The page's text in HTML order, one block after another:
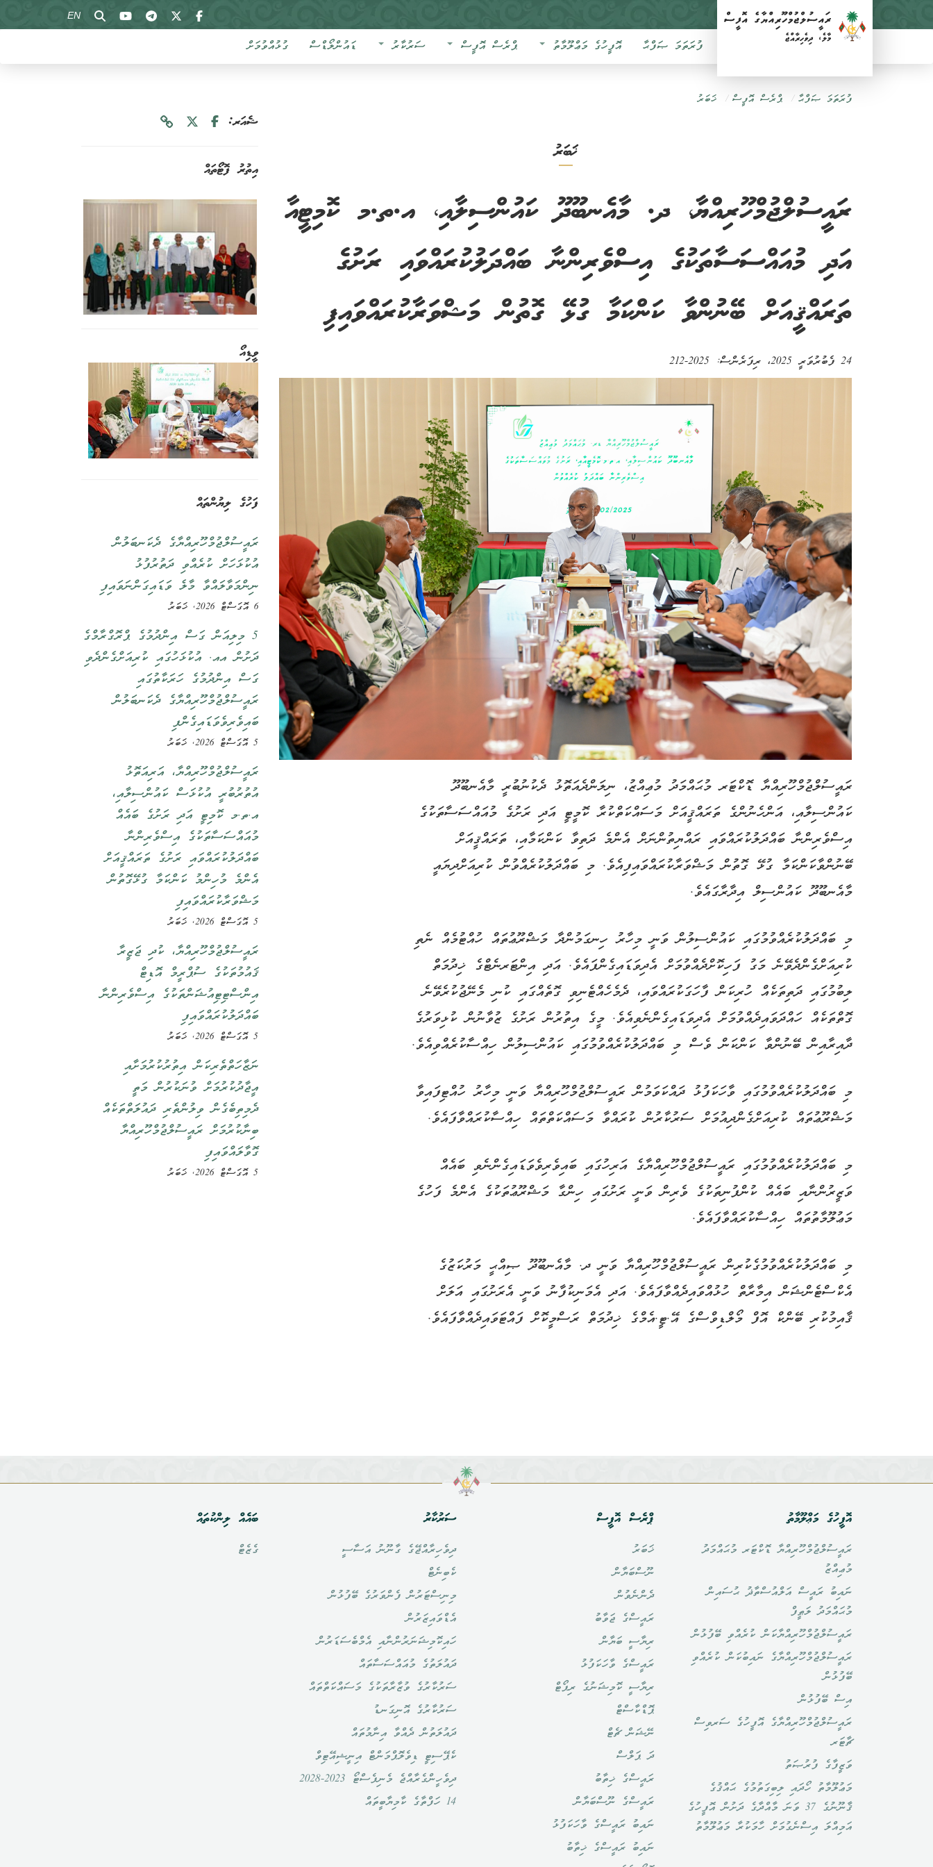
EN
ފުރަތަމަ ޞަފްޙާ އޮފީހުގެ މަޢްލޫމާތު ޕްރެސް އޮފީސް ސަރުކާރު ޑައުންލޯޑްސް ގުޅުއްވުމަށް
ފުރަތަމަ ޞަފްޙާ ޕްރެސް އޮފީސް ޚަބަރު
ޚަބަރު
ރައީސުލްޖުމްހޫރިއްޔާ، ދ. މާއެނބޫދޫ ކައުންސިލާއި، އ.ތ.މ ކޮމިޓީއާ
އަދި މުއައްސަސާތަކުގެ އިސްވެރިންނާ ބައްދަލުކުރައްވައި ރަށުގެ
ތަރައްޤީއަށް ބޭނުންވާ ކަންކަމާ ގުޅޭ ގޮތުން މަޝްވަރާކުރައްވައިފި
24 ފެބުރުވަރީ 2025 ، ރިފަރެންސް:
ރައީސުލްޖުމްހޫރިއްޔާ ޑޮކްޓަރ މުޙައްމަދު މުޢިއްޒު، ނިލަންދެއަތޮޅު ދެކުނުބުރީ މާއެނބޫދޫ
ކައުންސިލާއި، އަންހެނުންގެ ތަރައްޤީއަށް މަސައްކަތްކުރާ ކޮމީޓީ އަދި ރަށުގެ މުއައްސަސާތަކުގެ
އިސްވެރިންނާ ބައްދަލުކުރައްވައި ރައްޔިތުންނަށް އެންމެ ދަތިވާ ކަންކަމާއި، ތަރައްޤީއަށް
ބޭނުންވާކަންކަމާ ގުޅޭ ގޮތުން މަޝްވަރާކުރައްވައިފިއެވެ. މި ބައްދަލުކުރެއްވުން ކުރިއަށްދިޔައީ
މާއެނބޫދޫ ކައުންސިލް އިދާރާގައެވެ.
މި ބައްދަލުކުރެއްވުމުގައި ކައުންސިލުން ވަނީ މިހާރު ހިނގަމުންދާ މަޝްރޫޢުތައް ހުއްޓުމެއް ނެތި
ކުރިއަށްގެންދެވޭނެ މަގު ފަހިކޮށްދެއްވުމަށް އެދިވަޑައިގެންފައެވެ. އަދި އިންޓަރނެޓްގެ ޚިދުމަތް
ލިބުމުގައި ދަތިތަކެއް ހުރިކަން ފާހަގަކުރައްވައި، ދެމެހެއްޓެނިވި ގޮތެއްގައި ކުނި މެނޭޖުކުރެވޭނެ
ގޮތްތަކެއް ހައްދަވައިދެއްވުމަށް އެދިވަޑައިގެންނެވިއެވެ. މީގެ އިތުރުން ރަށުގެ ޒުވާނުން ކުޅިވަރުގެ
ދާއިރާއިން ބޭނުންވާ ކަންކަން ވެސް މި ބައްދަލުކުރެއްވުމުގައި ކައުންސިލުން ހިއްސާކުރެއްވިއެވެ.
މި ބައްދަލުކުރެއްވުމުގައި ވާހަކަފުޅު ދައްކަވަމުން ރައީސުލްޖުމްހޫރިއްޔާ ވަނީ މިހާރު ހުއްޓިފައިވާ
މަޝްރޫޢުތައް ކުރިއަށްގެންދިއުމަށް ސަރުކާރުން ކުރައްވާ މަސައްކަތްތައް ހިއްސާކުރައްވާފައެވެ.
މި ބައްދަލުކުރެއްވުމުގައި ރައީސުލްޖުމްހޫރިއްޔާގެ އަރިހުގައި ބައިވެރިވެވަޑައިގެންނެވި ބައެއް
ވަޒީރުންނާއި ބައެއް ކުންފުނިތަކުގެ ވެރިން ވަނީ ރަށުގައި ހިންގާ މަޝްރޫޢުތަކުގެ އެންމެ ފަހުގެ
މަޢުލޫމާތުތައް ހިއްސާކުރައްވާފައެވެ.
މި ބައްދަލުކުރެއްވުމުގެކުރިން ރައީސުލްޖުމްހޫރިއްޔާ ވަނީ ދ. މާއެނބޫދޫ ޞިއްޙީ މަރުކަޒުގެ
އެކްސްޓެންޝަން އިމާރާތް ހުޅުއްވައިދެއްވާފައެވެ. އަދި އެމަނިކުފާނު ވަނީ އެރަށުގައި އަލަށް
ޤާއިމުކުރި ބޭންކް އޮފް މޯލްޑިވްސްގެ އޭ.ޓީ.އެމްގެ ޚިދުމަތް ރަސްމީކޮށް ފައްޓަވައިދެއްވާފައެވެ.
ޝެއަރ:
އިތުރު ފޮޓޯތައް
ވީޑިއޯ
ފަހުގެ ލިޔުންތައް
ރައީސުލްޖުމްހޫރިއްޔާގެ ދެކަނބަލުން
އުކުޅަހަށް ކުރެއްވި ދަތުރުފުޅު
ނިންމަވާލައްވާ މާލެ ވަޑައިގަންނަވައިފި
6 އޮގަސްޓް 2026, ޚަބަރު
5 މިލިއަން ގަސް އިންދުމުގެ ޕްރޮގްރާމްގެ
ދަށުން އއ. އުކުޅަހުގައި ކުރިއަށްގެންދެވި
ގަސް އިންދުމުގެ ހަރަކާތުގައި
ރައީސުލްޖުމްހޫރިއްޔާގެ ދެކަނބަލުން
ބައިވެރިވެވަޑައިގެންފި
5 އޮގަސްޓް 2026, ޚަބަރު
ރައީސުލްޖުމްހޫރިއްޔާ، އަރިއަތޮޅު
އުތުރުބުރީ އުކުޅަސް ކައުންސިލާއި،
އ.ތ.މ ކޮމިޓީ އަދި ރަށުގެ ބައެއް
މުއައްސަސާތަކުގެ އިސްވެރިންނާ
ބައްދަލުކުރައްވައި ރަށުގެ ތަރައްޤީއަށް
އެންމެ މުހިންމު ކަންކަމާ ގުޅޭގޮތުން
މަޝްވަރާކުރައްވައިފި
5 އޮގަސްޓް 2026, ޚަބަރު
ރައީސުލްޖުމްހޫރިއްޔާ، ކުދި ޖަޒީރާ
ޤައުމުތަކުގެ ސުޕްރީމް އޮޑިޓް
އިންސްޓިޓިއުޝަންތަކުގެ އިސްވެރިންނާ
ބައްދަލުކުރައްވައިފި
5 އޮގަސްޓް 2026, ޚަބަރު
ނަޒާހަތްތެރިކަން އިތުރުކުރުމަށާއި
އީޖާދުކުރުމަށް ވުނަކުރުން މަތީ
ދެމިތިބެގެން ވިލުންތެރި ދައުލަތްތަކެއް
ބިނާކުރުމަށް ރައީސުލްޖުމްހޫރިއްޔާ
ގޮވާލައްވައިފި
5 އޮގަސްޓް 2026, ޚަބަރު
އޮފީހުގެ މަޢްލޫމާތު
ރައީސުލްޖުމްހޫރިއްޔާ ޑޮކްޓަރ މުޙައްމަދު
މުޢިއްޒު
ނައިބު ރައީސް އަލްއުސްތާޛު ޙުސައިން
މުޙައްމަދު ލަޠީފް
ރައީސުލްޖުމްހޫރިއްޔާކަން ކުރެއްވި ބޭފުޅުން
ރައީސުލްޖުމްހޫރިއްޔާގެ ނައިބުކަން ކުރެއްވި
ބޭފުޅުން
އިސް ބޭފުޅުން
ރައީސުލްޖުމްހޫރިއްޔާގެ އޮފީހުގެ ސަރވިސް
ޗާޓަރ
ވަޒީފާގެ ފުރުޞަތު
މަޢުލޫމާތު ހޯދައި ލިބިގަތުމުގެ ޙައްޤުގެ
ޤާނޫނުގެ 37 ވަނަ މާއްދާގެ ދަށުން އޮފީހުގެ
އަމިއްލަ އިސްނެގުމަށް ހާމަކުރާ މަޢުލޫމާތު
ޕްރެސް އޮފީސް
ޚަބަރު
ނޫސްބަޔާން
ދެންނެވުން
ރައީސްގެ ޖަވާބު
ރިޔާސީ ބަޔާން
ރައީސްގެ ވާހަކަފުޅު
ރިޔާސީ ކޮމިޝަނުގެ ރިޕޯޓް
ޕޮޑްކާސްޓް
ނޭޝަން ޗެޓް
ދަ ޕަލްސް
ރައީސްގެ ޚިތާބު
ރައީސްގެ ނޫސްބަޔާން
ނައިބު ރައީސްގެ ވާހަކަފުޅު
ނައިބު ރައީސްގެ ޚިތާބު
ސަރުކާރު
ދިވެހިރާއްޖޭގެ ގާނޫނު އަސާސީ
ކެބިނެޓް
މިނިސްޓަރުން ފެންވަރުގެ ބޭފުޅުން
އެޑްވައިޒަރުން
ހައިކޮމިޝަނަރުންނާއި އެމްބެސަޑަރުން
ދައުލަތުގެ މުއައްސަސާތައް
ސަރުކާރުގެ ވުޒާރާތަކުގެ މަސައްކަތްތައް
ސަރުކާރުގެ އޮނިގަނޑު
ދައުލަތުން ދެއްވާ އިނާމުތައް
ކެޕޭސިޓީ ޑިވެލޮޕްމަންޓް އިނީޝިއޭޓިވް
ދިވެހީންގެރާއްޖެ މެނިފެސްޓޯ 2023-2028
14 ހަފްތާގެ ކާމިޔާބީތައް
ބައެއް ލިންކުތައް
ގެޒެޓް